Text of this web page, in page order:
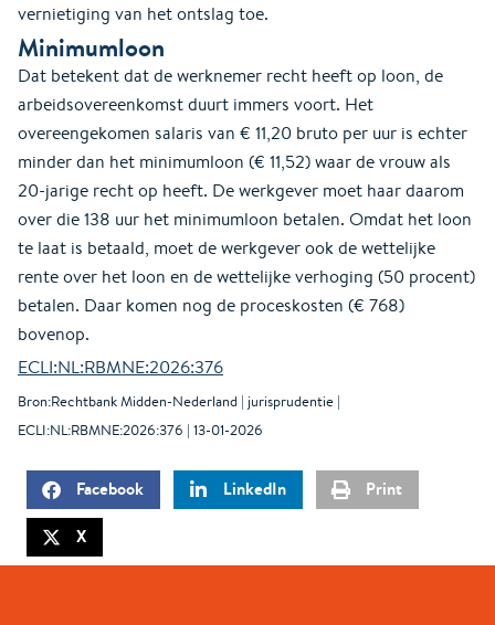
vernietiging van het ontslag toe.
Minimumloon
Dat betekent dat de werknemer recht heeft op loon, de
arbeidsovereenkomst duurt immers voort. Het
overeengekomen salaris van € 11,20 bruto per uur is echter
minder dan het minimumloon (€ 11,52) waar de vrouw als
20-jarige recht op heeft. De werkgever moet haar daarom
over die 138 uur het minimumloon betalen. Omdat het loon
te laat is betaald, moet de werkgever ook de wettelijke
rente over het loon en de wettelijke verhoging (50 procent)
betalen. Daar komen nog de proceskosten (€ 768)
bovenop.
ECLI:NL:RBMNE:2026:376
Bron:Rechtbank Midden-Nederland | jurisprudentie |
ECLI:NL:RBMNE:2026:376 | 13-01-2026
Facebook LinkedIn Print
X